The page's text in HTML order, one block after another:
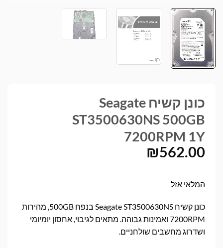
כונן קשיח Seagate
ST3500630NS 500GB
7200RPM 1Y
₪562.00
המלאי אזל
כונן קשיח Seagate ST3500630NS בנפח 500GB, מהירות
7200RPM ואמינות גבוהה. מתאים לגיבוי, אחסון יומיומי
ושדרוג מחשבים שולחניים.